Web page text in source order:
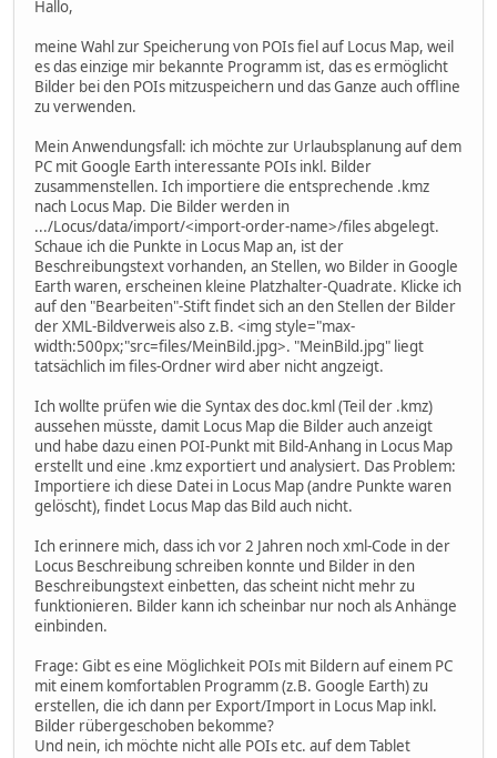
Hallo,
meine Wahl zur Speicherung von POIs fiel auf Locus Map, weil
es das einzige mir bekannte Programm ist, das es ermöglicht
Bilder bei den POIs mitzuspeichern und das Ganze auch offline
zu verwenden.
Mein Anwendungsfall: ich möchte zur Urlaubsplanung auf dem
PC mit Google Earth interessante POIs inkl. Bilder
zusammenstellen. Ich importiere die entsprechende .kmz
nach Locus Map. Die Bilder werden in
.../Locus/data/import/<import-order-name>/files abgelegt.
Schaue ich die Punkte in Locus Map an, ist der
Beschreibungstext vorhanden, an Stellen, wo Bilder in Google
Earth waren, erscheinen kleine Platzhalter-Quadrate. Klicke ich
auf den "Bearbeiten"-Stift findet sich an den Stellen der Bilder
der XML-Bildverweis also z.B. <img style="max-
width:500px;"src=files/MeinBild.jpg>. "MeinBild.jpg" liegt
tatsächlich im files-Ordner wird aber nicht angzeigt.
Ich wollte prüfen wie die Syntax des doc.kml (Teil der .kmz)
aussehen müsste, damit Locus Map die Bilder auch anzeigt
und habe dazu einen POI-Punkt mit Bild-Anhang in Locus Map
erstellt und eine .kmz exportiert und analysiert. Das Problem:
Importiere ich diese Datei in Locus Map (andre Punkte waren
gelöscht), findet Locus Map das Bild auch nicht.
Ich erinnere mich, dass ich vor 2 Jahren noch xml-Code in der
Locus Beschreibung schreiben konnte und Bilder in den
Beschreibungstext einbetten, das scheint nicht mehr zu
funktionieren. Bilder kann ich scheinbar nur noch als Anhänge
einbinden.
Frage: Gibt es eine Möglichkeit POIs mit Bildern auf einem PC
mit einem komfortablen Programm (z.B. Google Earth) zu
erstellen, die ich dann per Export/Import in Locus Map inkl.
Bilder rübergeschoben bekomme?
Und nein, ich möchte nicht alle POIs etc. auf dem Tablet